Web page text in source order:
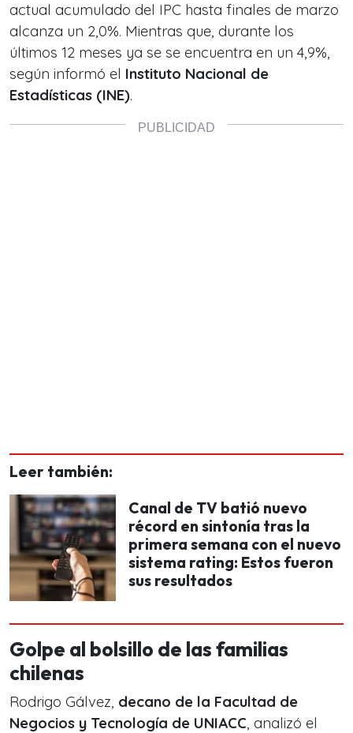
actual acumulado del IPC hasta finales de marzo
alcanza un 2,0%. Mientras que, durante los
últimos 12 meses ya se se encuentra en un 4,9%,
según informó el Instituto Nacional de
Estadísticas (INE).
Leer también:
Canal de TV batió nuevo
récord en sintonía tras la
primera semana con el nuevo
sistema rating: Estos fueron
sus resultados
Golpe al bolsillo de las familias
chilenas
Rodrigo Gálvez, decano de la Facultad de
Negocios y Tecnología de UNIACC, analizó el